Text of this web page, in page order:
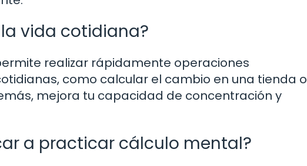
vida cotidiana?
realizar rápidamente operaciones
como calcular el cambio en una tienda o
mejora tu capacidad de concentración y
a practicar cálculo mental?